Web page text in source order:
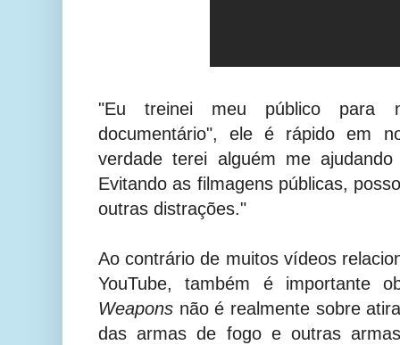
"Eu treinei meu público para
documentário", ele é rápido em
verdade terei alguém me
Evitando as filmagens públicas,
outras distrações."
Ao contrário de muitos vídeos
YouTube, também é importante
Weapons não é realmente sobre
das armas de fogo e outras